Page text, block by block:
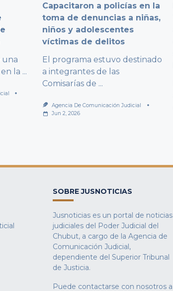
una
la ...
Capacitaron a policías en la
toma de denuncias a niñas,
niños y adolescentes
víctimas de delitos
El programa estuvo destinado
a integrantes de las
Comisarías de ...
Agencia De Comunicación Judicial
Jun 2, 2026
SOBRE JUSNOTICIAS
Jusnoticias es un portal de noticias
judiciales del Poder Judicial del
Chubut, a cargo de la Agencia de
Comunicación Judicial,
dependiente del Superior Tribunal
de Justicia.
Puede contactarse con nosotros a